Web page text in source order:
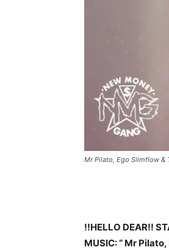
Mr Pilato, Ego Slimflow &
!!HELLO DEAR!!
MUSIC: “ Mr